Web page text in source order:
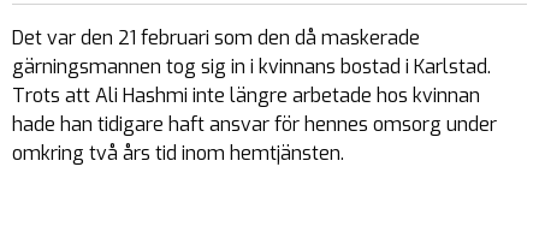
Det var den 21 februari som den då maskerade
gärningsmannen tog sig in i kvinnans bostad i Karlstad.
Trots att Ali Hashmi inte längre arbetade hos kvinnan
hade han tidigare haft ansvar för hennes omsorg under
omkring två års tid inom hemtjänsten.